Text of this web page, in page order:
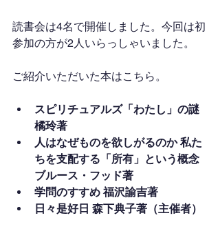
読書会は4名で開催しました。今回は初
参加の方が2人いらっしゃいました。
ご紹介いただいた本はこちら。
スピリチュアルズ「わたし」の謎
橘玲著
人はなぜものを欲しがるのか 私た
ちを支配する「所有」という概念
ブルース・フッド著
学問のすすめ 福沢諭吉著
日々是好日 森下典子著（主催者）